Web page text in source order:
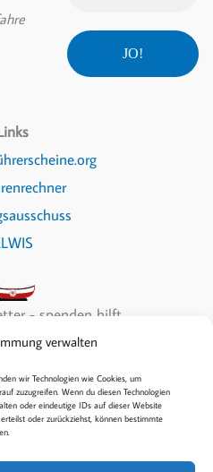
verwalten
wir Technologien wie Cookies, um
zuzugreifen. Wenn du diesen Technologien
oder eindeutige IDs auf dieser Website
oder zurückziehst, können bestimmte
- spenden hilft
Sea & Fun